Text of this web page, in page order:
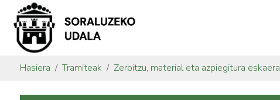
Hasiera Tramiteak Zerbitzu, material eta azpiegitura